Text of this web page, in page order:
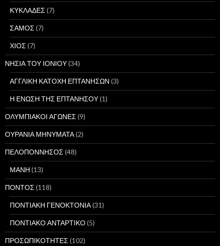
ΚΥΚΛΑΔΕΣ (7)
ΣΑΜΟΣ (7)
ΧΙΟΣ (7)
ΝΗΣΙΑ ΤΟΥ ΙΟΝΙΟΥ(34)
ΑΓΓΛΙΚΗ ΚΑΤΟΧΗ ΕΠΤΑΝΗΣΩΝ (3)
Η ΕΝΩΣΗ ΤΗΣ ΕΠΤΑΝΗΣΟΥ(1)
ΟΛΥΜΠΙΑΚΟΙ ΑΓΩΝΕΣ (9)
ΟΥΡΑΝΙΑ ΜΗΝΥΜΑΤΑ(2)
ΠΕΛΟΠΟΝΝΗΣΟΣ (48)
ΜΑΝΗ (13)
ΠΟΝΤΟΣ (118)
ΠΟΝΤΙΑΚΗ ΓΕΝΟΚΤΟΝΙΑ(31)
ΠΟΝΤΙΑΚΟ ΑΝΤΑΡΤΙΚΟ(5)
ΠΡΟΣΩΠΙΚΟΤΗΤΕΣ (102)